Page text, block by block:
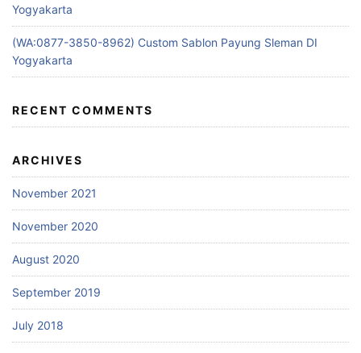
Yogyakarta
(WA:0877-3850-8962) Custom Sablon Payung Sleman DI
Yogyakarta
RECENT COMMENTS
ARCHIVES
November 2021
November 2020
August 2020
September 2019
July 2018